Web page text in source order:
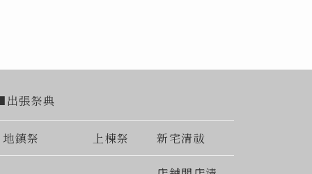
張祭典
地鎮祭 上棟祭 新宅清祓